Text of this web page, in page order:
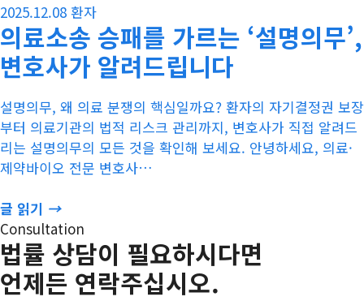
2025.12.08 환자
의료소송 승패를 가르는 ‘설명의무’,
변호사가 알려드립니다
설명의무, 왜 의료 분쟁의 핵심일까요? 환자의 자기결정권 보장
부터 의료기관의 법적 리스크 관리까지, 변호사가 직접 알려드
리는 설명의무의 모든 것을 확인해 보세요. 안녕하세요, 의료·
제약바이오 전문 변호사…
글 읽기 →
Consultation
법률 상담이 필요하시다면
언제든 연락주십시오.